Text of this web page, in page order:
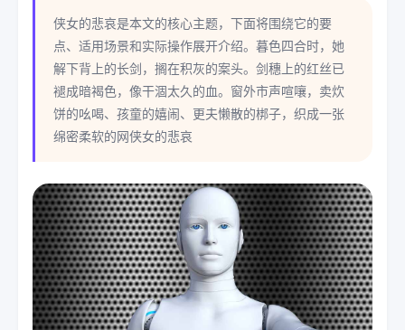
侠女的悲哀是本文的核心主题，下面将围绕它的要
点、适用场景和实际操作展开介绍。暮色四合时，她
解下背上的长剑，搁在积灰的案头。剑穗上的红丝已
褪成暗褐色，像干涸太久的血。窗外市声喧嚷，卖炊
饼的吆喝、孩童的嬉闹、更夫懒散的梆子，织成一张
绵密柔软的网侠女的悲哀